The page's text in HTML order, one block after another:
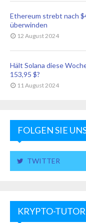
Ethereum strebt nach
überwinden
12 August 2024
Hält Solana diese
153,95 $?
11 August 2024
FOLGEN SIE
TWITTER
KRYPTO-